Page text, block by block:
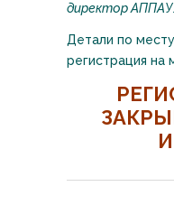
директор АППАУ.
Детали по
регистрация на